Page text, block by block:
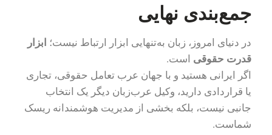
جمع‌بندی نهایی
در دنیای امروز، زبان به‌تنهایی ابزار ارتباط نیست؛ ابزار
قدرت حقوقی است.
اگر ایرانی هستید و با جهان عرب تعامل حقوقی، تجاری
یا قراردادی دارید، وکیل عرب‌زبان دیگر یک انتخاب
جانبی نیست، بلکه بخشی از مدیریت هوشمندانه ریسک
شماست.